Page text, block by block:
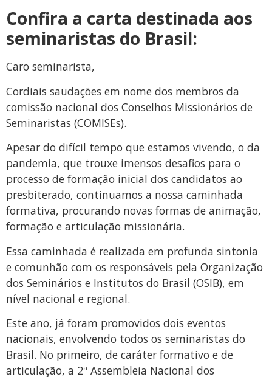
Confira a carta destinada aos
seminaristas do Brasil:
Caro seminarista,
Cordiais saudações em nome dos membros da
comissão nacional dos Conselhos Missionários de
Seminaristas (COMISEs).
Apesar do difícil tempo que estamos vivendo, o da
pandemia, que trouxe imensos desafios para o
processo de formação inicial dos candidatos ao
presbiterado, continuamos a nossa caminhada
formativa, procurando novas formas de animação,
formação e articulação missionária.
Essa caminhada é realizada em profunda sintonia
e comunhão com os responsáveis pela Organização
dos Seminários e Institutos do Brasil (OSIB), em
nível nacional e regional.
Este ano, já foram promovidos dois eventos
nacionais, envolvendo todos os seminaristas do
Brasil. No primeiro, de caráter formativo e de
articulação, a 2ª Assembleia Nacional dos